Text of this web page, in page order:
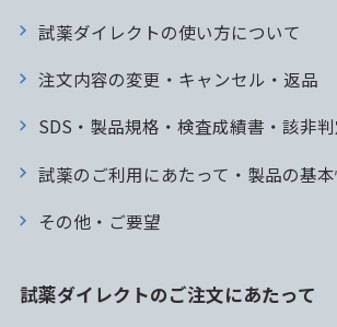
試薬ダイレクトの使い方について
注文内容の変更・キャンセル・返品
SDS・製品規格・検査成績書・該非
試薬のご利用にあたって・製品の基
その他・ご要望
試薬ダイレクトのご注文にあたって